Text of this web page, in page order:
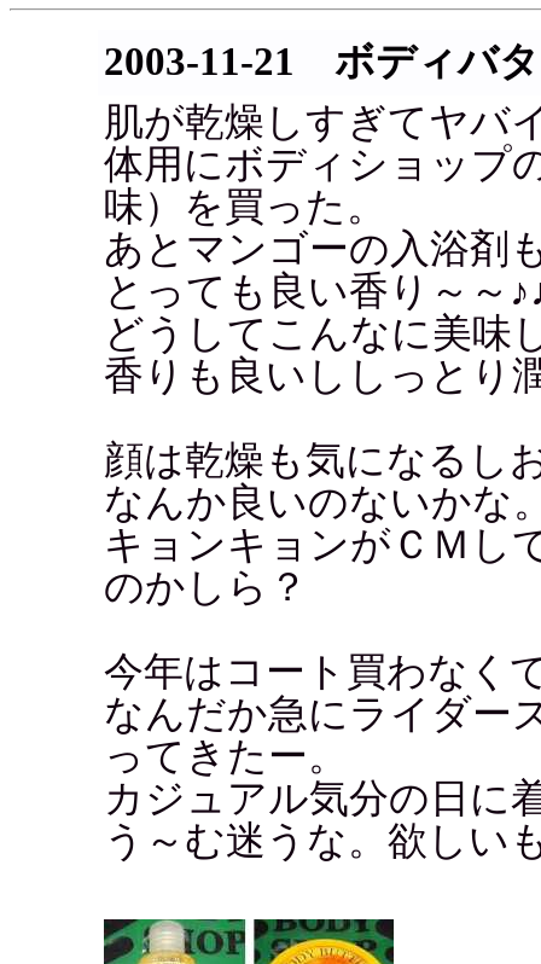
2003-11-21 ボディバ
肌が乾燥しすぎてヤバ
体用にボディショップ
味）を買った。
あとマンゴーの入浴剤
とっても良い香り～～
どうしてこんなに美味
香りも良いししっとり
顔は乾燥も気になるし
なんか良いのないかな
キョンキョンがＣＭし
のかしら？
今年はコート買わなく
なんだか急にライダー
ってきたー。
カジュアル気分の日に
う～む迷うな。欲しい